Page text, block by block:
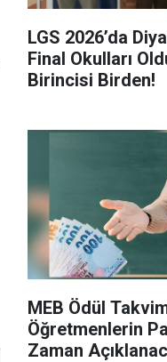
LGS 2026’da
Final Okulları
Birincisi Birden!
MEB Ödül
Öğretmenlerin
Zaman